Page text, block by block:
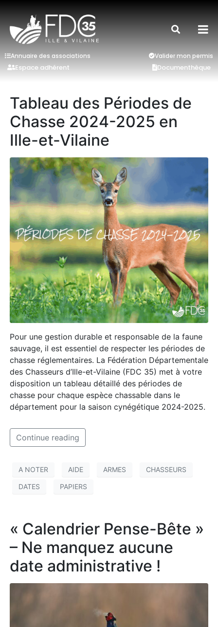
Annuaire des associations Valider mon permis
Espace adhérent Documenthèque
Tableau des Périodes de
Chasse 2024-2025 en
Ille-et-Vilaine
Pour une gestion durable et responsable de la faune
sauvage, il est essentiel de respecter les périodes de
chasse réglementaires. La Fédération Départementale
des Chasseurs d’Ille-et-Vilaine (FDC 35) met à votre
disposition un tableau détaillé des périodes de
chasse pour chaque espèce chassable dans le
département pour la saison cynégétique 2024-2025.
Continue reading
A NOTER AIDE ARMES CHASSEURS
DATES PAPIERS
« Calendrier Pense-Bête »
– Ne manquez aucune
date administrative !